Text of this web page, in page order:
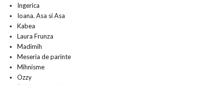
Ingerica
Ioana. Asa si Asa
Kabea
Laura Frunza
Madimih
Meseria de parinte
Mihnisme
Ozzy